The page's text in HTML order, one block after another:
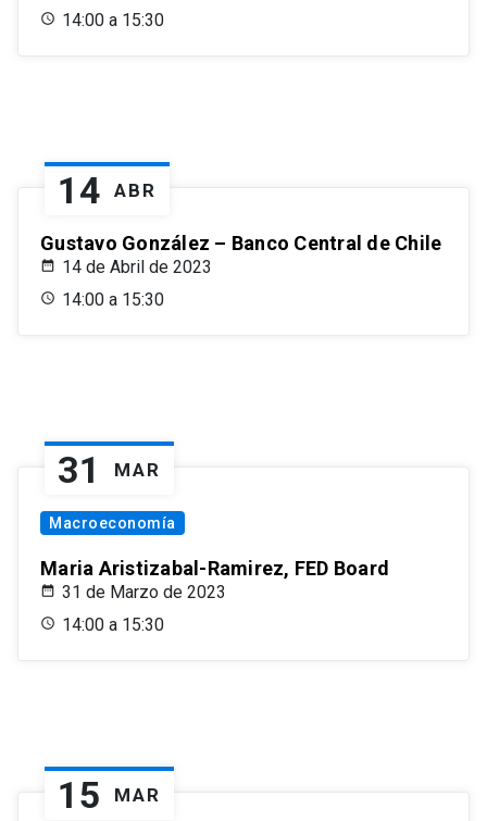
14:00 a 15:30
14 ABR
Gustavo González – Banco Central de Chile
14 de Abril de 2023
14:00 a 15:30
31 MAR
Macroeconomía
Maria Aristizabal-Ramirez, FED Board
31 de Marzo de 2023
14:00 a 15:30
15 MAR